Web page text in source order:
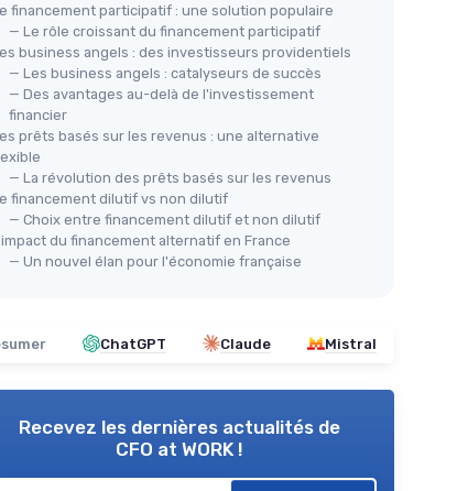
financement participatif : une solution populaire
— Le rôle croissant du financement participatif
business angels : des investisseurs providentiels
— Les business angels : catalyseurs de succès
— Des avantages au-delà de l'investissement
financier
prêts basés sur les revenus : une alternative
— La révolution des prêts basés sur les revenus
financement dilutif vs non dilutif
— Choix entre financement dilutif et non dilutif
du financement alternatif en France
— Un nouvel élan pour l'économie française
ChatGPT Claude Mistral
Recevez les dernières actualités de
CFO at WORK !